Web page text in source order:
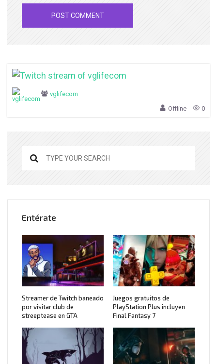
vglifecom
Offline 0
Entérate
Streamer de Twitch baneado
por visitar club de
streeptease en GTA
Juegos gratuitos de
PlayStation Plus incluyen
Final Fantasy 7